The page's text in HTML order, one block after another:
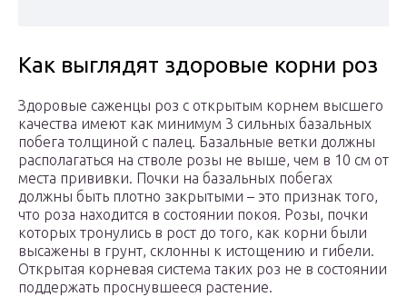
Как выглядят здоровые корни роз
Здоровые саженцы роз с открытым корнем высшего
качества имеют как минимум 3 сильных базальных
побега толщиной с палец. Базальные ветки должны
располагаться на стволе розы не выше, чем в 10 см от
места прививки. Почки на базальных побегах
должны быть плотно закрытыми – это признак того,
что роза находится в состоянии покоя. Розы, почки
которых тронулись в рост до того, как корни были
высажены в грунт, склонны к истощению и гибели.
Открытая корневая система таких роз не в состоянии
поддержать проснувшееся растение.